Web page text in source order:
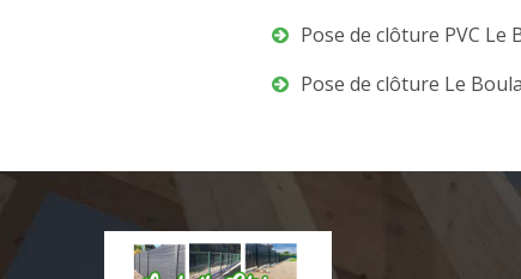
Pose de clôture PVC Le
Pose de clôture Le